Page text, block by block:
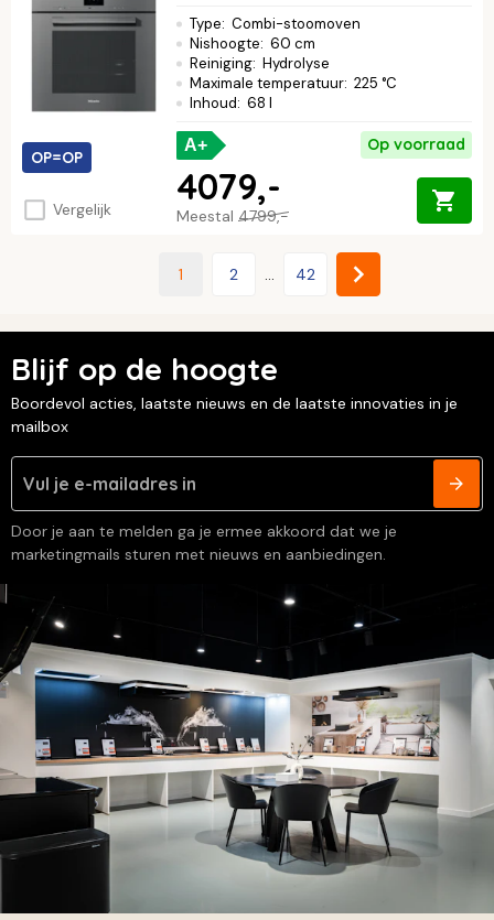
OP=OP
Vergelijk
Type: Combi-stoomoven
Nishoogte: 60 cm
Reiniging: Hydrolyse
Maximale temperatuur: 225 °C
Inhoud: 68 l
A+ Op voorraad
Meestal 4799,-
4079,-
1 2 ... 42
Blijf op de hoogte
Boordevol acties, laatste nieuws en de laatste innovaties in je
mailbox
Door je aan te melden ga je ermee akkoord dat we je
marketingmails sturen met nieuws en aanbiedingen.